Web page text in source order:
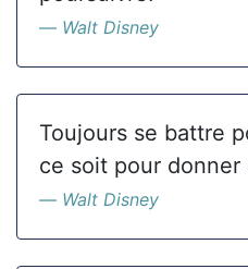
Walt Disney
Toujours se battre
ce soit pour donner
Walt Disney